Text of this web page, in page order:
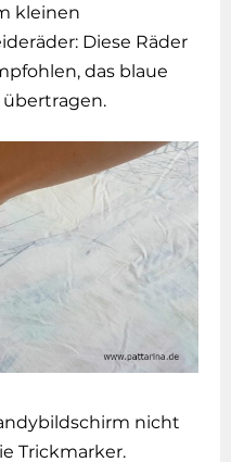
kleinen
Diese Räder
das blaue
nicht
Trickmarker.